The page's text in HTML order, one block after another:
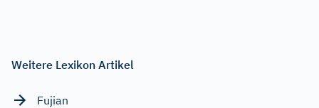
Weitere Lexikon Artikel
Fujian